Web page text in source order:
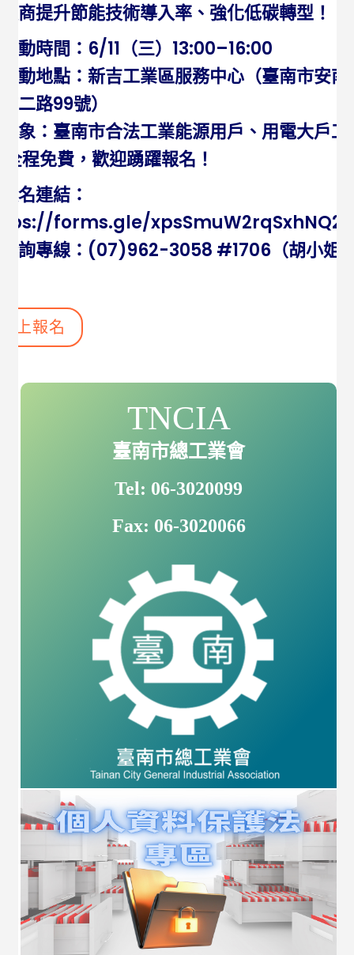
商提升節能技術導入率、強化低碳轉型！
動時間：6/11（三）13:00–16:00
動地點：新吉工業區服務中心（臺南市安南
二路99號）
象：臺南市合法工業能源用戶、用電大戶工
程免費，歡迎踴躍報名！
名連結：
forms.gle/xpsSmuW2rqSxhNQ29
詢專線：(07)962-3058 #1706（胡小姐
線上報名
TNCIA
臺南市總工業會
Tel: 06-3020099
Fax: 06-3020066